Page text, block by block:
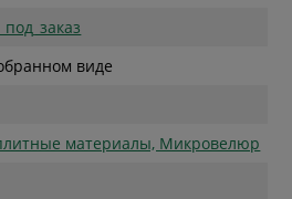
виде
материалы, Микровелюр